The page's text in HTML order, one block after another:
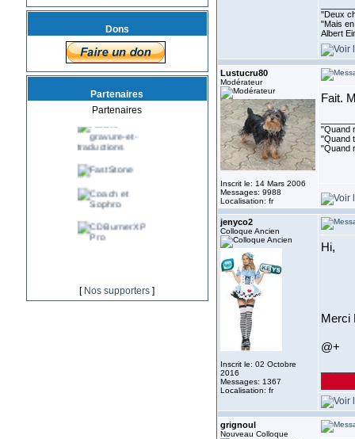
Dons
Partenaires
Partenaires
[ Nos supporters ]
''Deux
"Mais
Albert
Lustucru80
Modérateur
Inscrit le: 14 Mars 2006
Messages: 9988
Localisation: fr
Fait.
"Quand
"Quand
"Quand
jenyco2
Colloque Ancien
Inscrit le: 02 Octobre
2016
Messages: 1367
Localisation: fr
Hi,
Merci
@+
grignoul
Nouveau Colloque